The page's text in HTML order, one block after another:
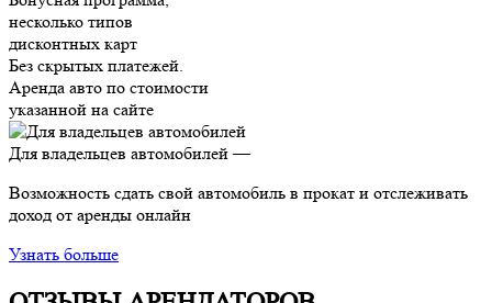
несколько типов
дисконтных карт
Без скрытых платежей.
Аренда авто по стоимости
указанной на сайте
Для владельцев автомобилей —
Возможность сдать свой автомобиль в прокат и отслеживать
доход от аренды онлайн
Узнать больше